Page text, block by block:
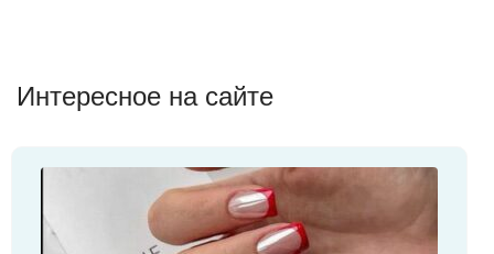
Интересное на сайте